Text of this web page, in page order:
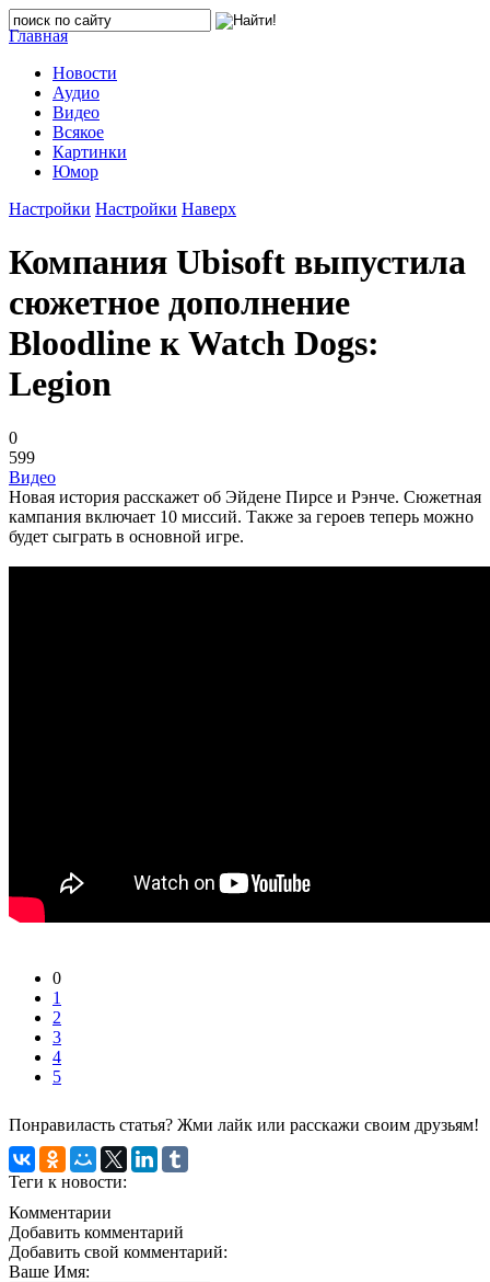
Главная
Новости
Аудио
Видео
Всякое
Картинки
Юмор
Настройки Настройки Наверх
Компания Ubisoft выпустила
сюжетное дополнение
Bloodline к Watch Dogs:
Legion
0
599
Видео
Новая история расскажет об Эйдене Пирсе и Рэнче. Сюжетная
кампания включает 10 миссий. Также за героев теперь можно
будет сыграть в основной игре.
0
1
2
3
4
5
Понравиласть статья? Жми лайк или расскажи своим друзьям!
Теги к новости:
Комментарии
Добавить комментарий
Добавить свой комментарий:
Ваше Имя: